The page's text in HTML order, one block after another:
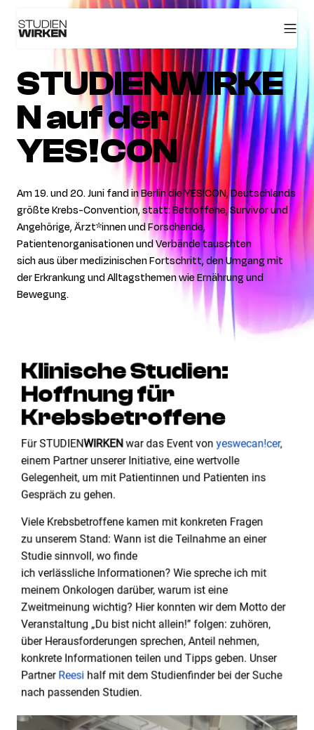
STUDIENWIRKE
N auf der
YES!CON
Am 19. und 20. Juni fand in Berlin dieYES!CON, Deutschlands
größte Krebs-Convention, statt: Betroffene, Survivor und
Angehörige,Ärzt*innen und Forschende,
Patientenorganisationen undVerbändetauschten
sichausüber medizinischen Fortschritt, den Umgang mit
der Erkrankung und Alltagsthemen wie Ernährung und
Bewegung.
Klinische Studien:
Hoffnung für
Krebsbetroffene
Für STUDIENWIRKENwar das Event vonyeswecan!cer,
einem Partner unserer Initiative, eine wertvolle
Gelegenheit, um mit Patientinnen und Patienten ins
Gespräch zu gehen.
Viele Krebsbetroffene kamen mit konkreten Fragen
zu unserem Stand: Wann ist die Teilnahme an einer
Studie sinnvoll, wo finde
ich verlässliche Informationen? Wie spreche ich mit
meinem Onkologen darüber, warum ist eine
Zweitmeinung wichtig? Hier konnten wir dem Motto der
Veranstaltung „Du bist nicht allein!” folgen: zuhören,
über Herausforderungen sprechen, Anteil nehmen,
konkrete Informationen teilen und Tipps geben. Unser
Partner Reesi half mit dem Studienfinder bei der Suche
nach passenden Studien.